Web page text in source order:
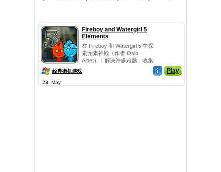
Fireboy and Watergirl 5
Elements
在 Fireboy 和 Watergirl 5 中探
索元素神殿（作者 Oslo
Albet）！解决许多难题，收集
经典街机游戏 i Play
28, May